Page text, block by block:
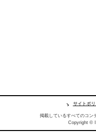
サイトポ
掲載しているすべてのコン
Copyright ©